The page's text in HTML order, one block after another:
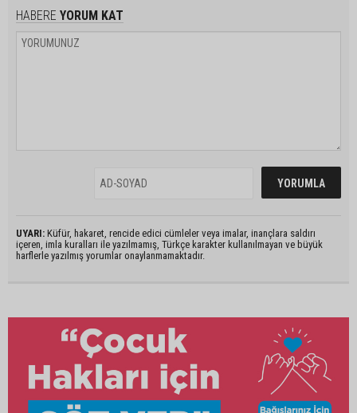
HABERE YORUM KAT
UYARI: Küfür, hakaret, rencide edici cümleler veya imalar, inançlara saldırı
içeren, imla kuralları ile yazılmamış, Türkçe karakter kullanılmayan ve büyük
harflerle yazılmış yorumlar onaylanmamaktadır.